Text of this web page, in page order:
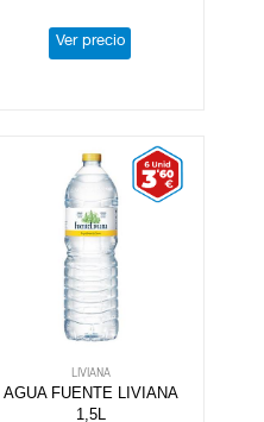
Ver precio
LIVIANA
AGUA FUENTE LIVIANA
1,5L